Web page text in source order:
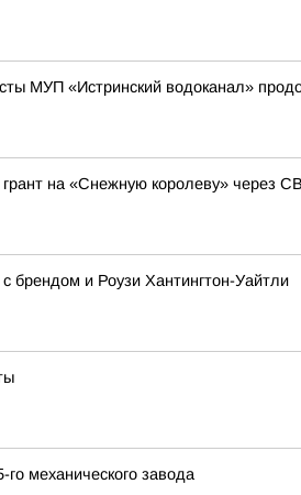
МУП «Истринский водоканал»
на «Снежную королеву» через
брендом и Роузи Хантингтон-Уайтли
механического завода